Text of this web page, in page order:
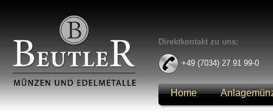
Direktkontakt zu uns:
+49 (7034) 27 91 99-0
Home